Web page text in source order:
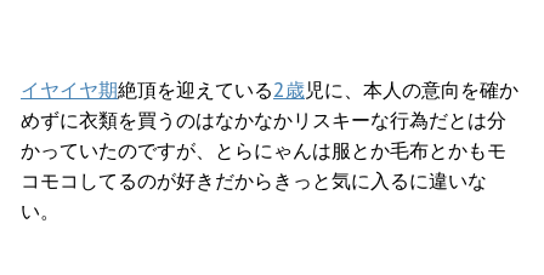
イヤイヤ期絶頂を迎えている2歳児に、本人の意向を確か
めずに衣類を買うのはなかなかリスキーな行為だとは分
かっていたのですが、とらにゃんは服とか毛布とかもモ
コモコしてるのが好きだからきっと気に入るに違いな
い。